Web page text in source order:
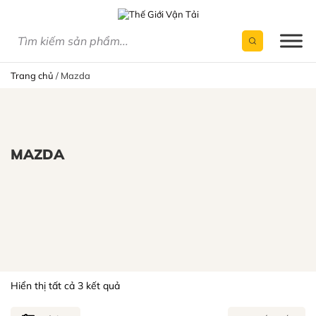
Trang chủ / Mazda
MAZDA
Hiển thị tất cả 3 kết quả